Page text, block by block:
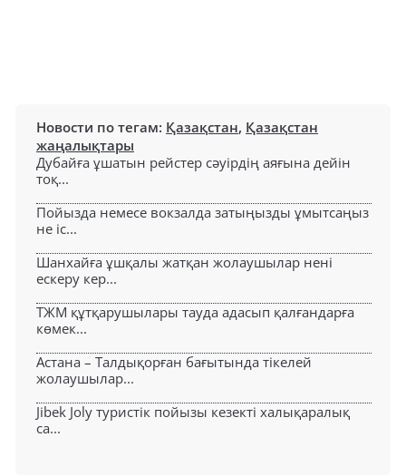
Новости по тегам: Қазақстан, Қазақстан
жаңалықтары
Дубайға ұшатын рейстер сәуірдің аяғына дейін
тоқ...
Пойызда немесе вокзалда затыңызды ұмытсаңыз
не іс...
Шанхайға ұшқалы жатқан жолаушылар нені
ескеру кер...
ТЖМ құтқарушылары тауда адасып қалғандарға
көмек...
Астана – Талдықорған бағытында тікелей
жолаушылар...
Jibek Joly туристік пойызы кезекті халықаралық
са...